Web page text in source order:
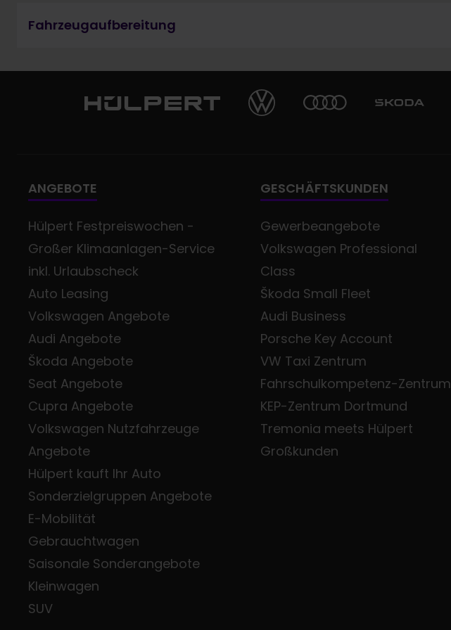
Fahrzeugaufbereitung
ANGEBOTE
Hülpert Festpreiswochen -
Großer Klimaanlagen-Service
inkl. Urlaubscheck
Auto Leasing
Volkswagen Angebote
Audi Angebote
Škoda Angebote
Seat Angebote
Cupra Angebote
Volkswagen Nutzfahrzeuge
Angebote
Hülpert kauft Ihr Auto
Sonderzielgruppen Angebote
E-Mobilität
Gebrauchtwagen
Saisonale Sonderangebote
Kleinwagen
SUV
GESCHÄFTSKUNDEN
Gewerbeangebote
Volkswagen Professional
Class
Škoda Small Fleet
Audi Business
Porsche Key Account
VW Taxi Zentrum
Fahrschulkompetenz-Zentrum
KEP-Zentrum Dortmund
Tremonia meets Hülpert
Großkunden